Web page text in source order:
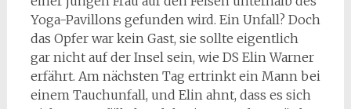
Yoga-Pavillons gefunden wird. Ein Unfall? Doch
das Opfer war kein Gast, sie sollte eigentlich
gar nicht auf der Insel sein, wie DS Elin Warner
erfährt. Am nächsten Tag ertrinkt ein Mann bei
einem Tauchunfall, und Elin ahnt, dass es sich